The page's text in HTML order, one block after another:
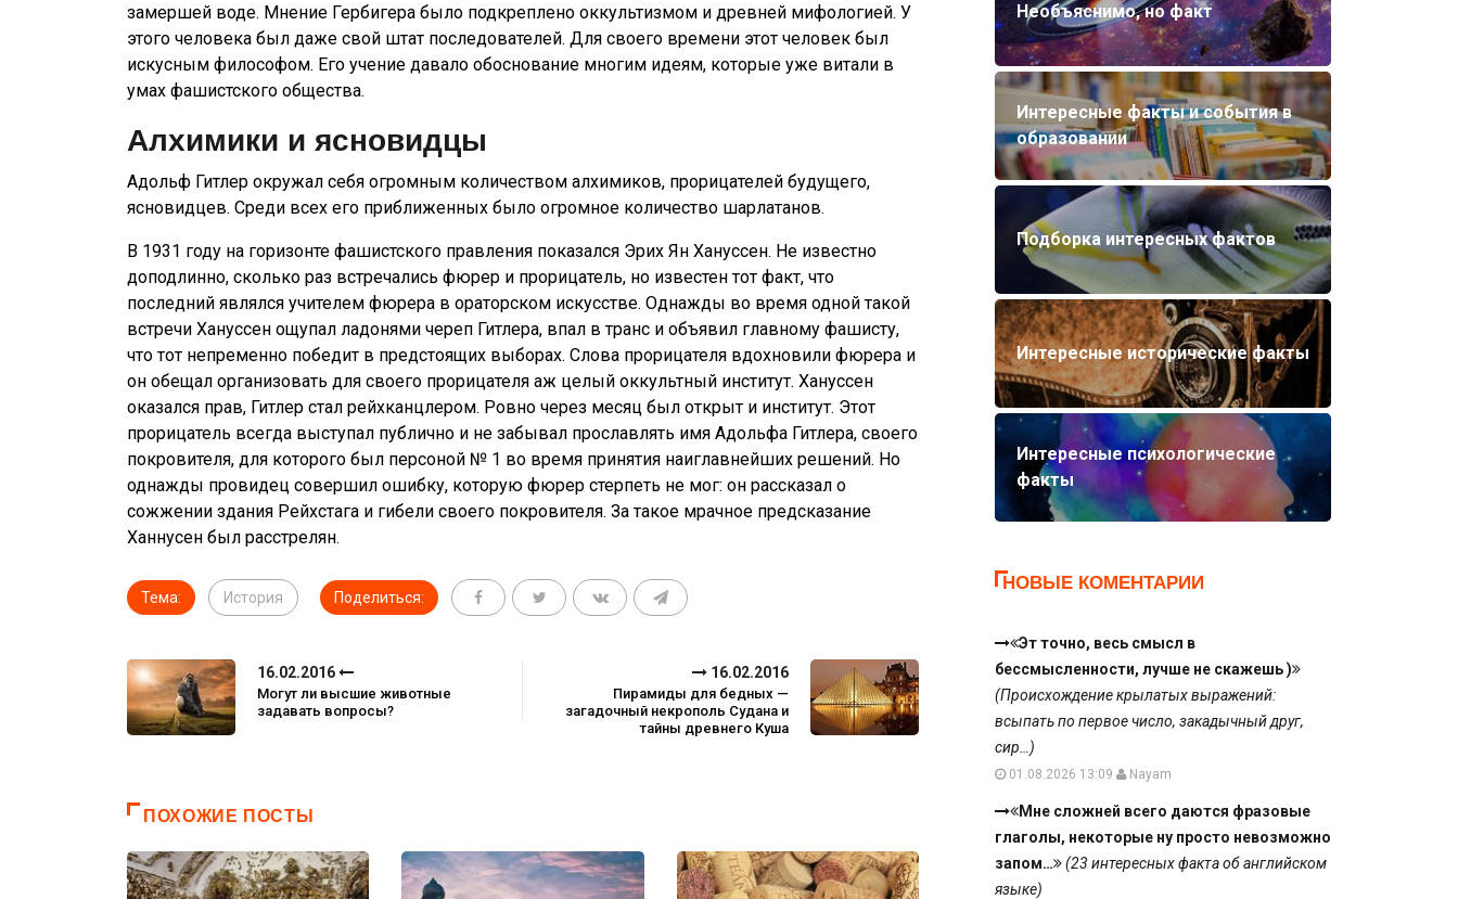
замершей воде. Мнение Гербигера было подкреплено оккультизмом и древней мифологией. У
этого человека был даже свой штат последователей. Для своего времени этот человек был
искусным философом. Его учение давало обоснование многим идеям, которые уже витали в
умах фашистского общества.
Алхимики и ясновидцы
Адольф Гитлер окружал себя огромным количеством алхимиков, прорицателей будущего,
ясновидцев. Среди всех его приближенных было огромное количество шарлатанов.
В 1931 году на горизонте фашистского правления показался Эрих Ян Хануссен. Не известно
доподлинно, сколько раз встречались фюрер и прорицатель, но известен тот факт, что
последний являлся учителем фюрера в ораторском искусстве. Однажды во время одной такой
встречи Хануссен ощупал ладонями череп Гитлера, впал в транс и объявил главному фашисту,
что тот непременно победит в предстоящих выборах. Слова прорицателя вдохновили фюрера и
он обещал организовать для своего прорицателя аж целый оккультный институт. Хануссен
оказался прав, Гитлер стал рейхканцлером. Ровно через месяц был открыт и институт. Этот
прорицатель всегда выступал публично и не забывал прославлять имя Адольфа Гитлера, своего
покровителя, для которого был персоной № 1 во время принятия наиглавнейших решений. Но
однажды провидец совершил ошибку, которую фюрер стерпеть не мог: он рассказал о
сожжении здания Рейхстага и гибели своего покровителя. За такое мрачное предсказание
Ханнусен был расстрелян.
Тема: История Поделиться:
16.02.2016
Могут ли высшие животные
задавать вопросы?
16.02.2016
Пирамиды для бедных —
загадочный некрополь Судана и
тайны древнего Куша
ПОХОЖИЕ ПОСТЫ
Необъяснимо, но факт
Интересные факты и события в
образовании
Подборка интересных фактов
Интересные исторические факты
Интересные психологические
факты
НОВЫЕ КОМЕНТАРИИ
Эт точно, весь смысл в
бессмысленности, лучше не скажешь )
(Происхождение крылатых выражений:
всыпать по первое число, закадычный друг,
сир…)
01.08.2026 13:09 Nayam
Мне сложней всего даются фразовые
глаголы, некоторые ну просто невозможно
запом…
(23 интересных факта об английском
языке)